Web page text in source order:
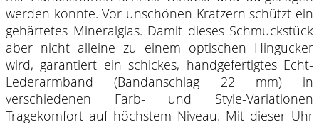
werden konnte. Vor unschönen Kratzern schützt ein
gehärtetes Mineralglas. Damit dieses Schmuckstück
aber nicht alleine zu einem optischen Hingucker
wird, garantiert ein schickes, handgefertigtes Echt-
Lederarmband (Bandanschlag 22 mm) in
verschiedenen Farb- und Style-Variationen
Tragekomfort auf höchstem Niveau. Mit dieser Uhr